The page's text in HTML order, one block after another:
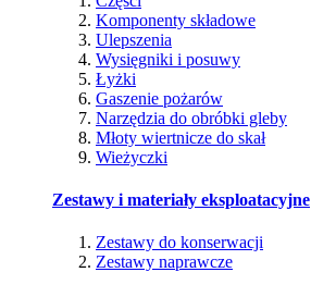
Komponenty składowe
Ulepszenia
Wysięgniki i posuwy
Łyżki
Gaszenie pożarów
Narzędzia do obróbki gleby
Młoty wiertnicze do skał
Wieżyczki
Zestawy i materiały eksploatacyjne
Zestawy do konserwacji
Zestawy naprawcze